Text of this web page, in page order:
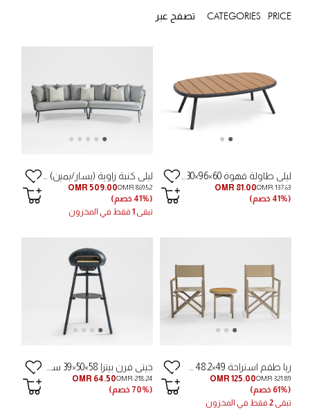
PRICE
CATEGORIES تصفح عبر
OMR 81.00OMR 137.63
(41% خصم)
OMR 509.00OMR 869.52
(41% خصم)
تبقى 1فقط في المخزون
OMR 125.00OMR 321.89
(61% خصم)
تبقى2 فقط في المخزون
OMR 64.50OMR 218.24
(70% خصم)